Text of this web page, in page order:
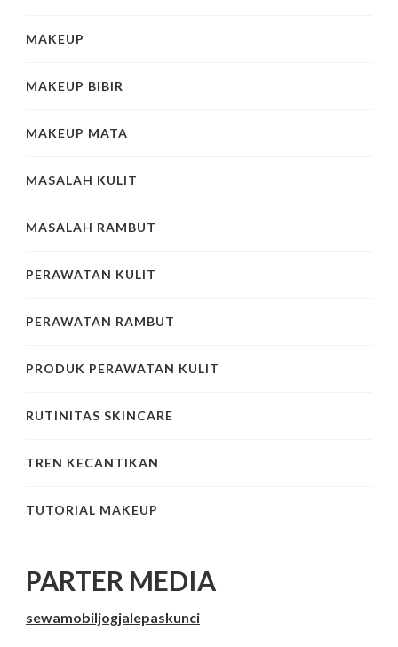
MAKEUP
MAKEUP BIBIR
MAKEUP MATA
MASALAH KULIT
MASALAH RAMBUT
PERAWATAN KULIT
PERAWATAN RAMBUT
PRODUK PERAWATAN KULIT
RUTINITAS SKINCARE
TREN KECANTIKAN
TUTORIAL MAKEUP
PARTER MEDIA
sewamobiljogjalepaskunci